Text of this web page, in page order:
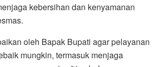
kebersihan dan kenyamanan
oleh Bapak Bupati agar pelayanan
mungkin, termasuk menjaga